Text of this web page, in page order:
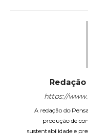
https://
A redação do
produção de
sustentabilidade e